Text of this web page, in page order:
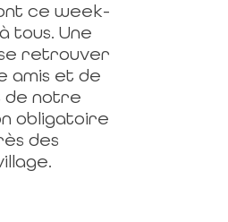
ce week-
tous. Une
retrouver
amis et de
de notre
obligatoire
des